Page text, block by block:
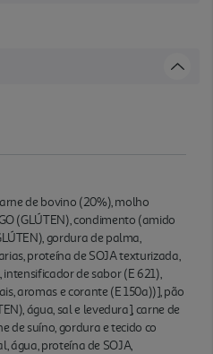
de bovino (20%), molho
(GLÚTEN), condimento (amido
gordura de palma,
proteína de SOJA texturizada,
de sabor (E 621),
aromas e corante (E 150a))], pão
água, sal e levedura], carne de
de suíno, gordura e tecido co
água, proteína de SOJA,